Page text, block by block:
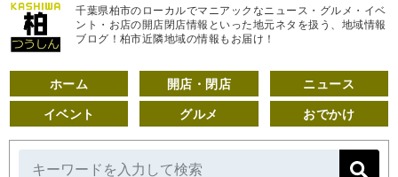
千葉県柏市のローカルでマニアックなニュース・グルメ・イベ
ント・お店の開店閉店情報といった地元ネタを扱う、地域情報
ブログ！柏市近隣地域の情報もお届け！
ホーム 開店・閉店 ニュース
イベント グルメ おでかけ